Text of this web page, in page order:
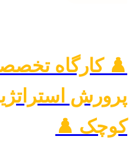
♟️ کارگاه
پرورش
کوچک ♟️